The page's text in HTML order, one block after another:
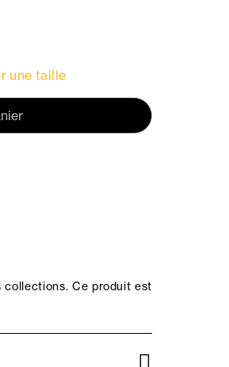
une taille
Ce produit est